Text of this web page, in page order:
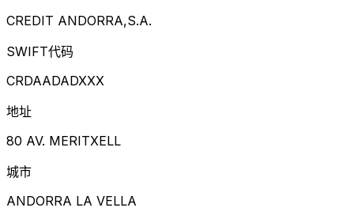
CREDIT ANDORRA,S.A.
SWIFT代码
CRDAADADXXX
地址
80 AV. MERITXELL
城市
ANDORRA LA VELLA